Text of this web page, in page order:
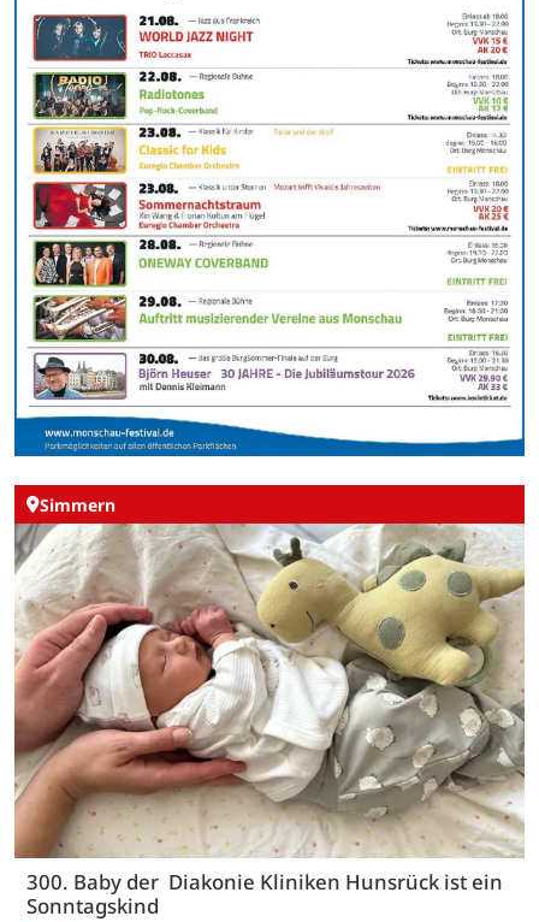
Simmern
300. Baby der Diakonie Kliniken Hunsrück ist ein
Sonntagskind